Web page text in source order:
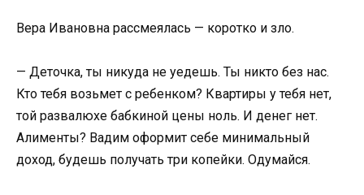
Вера Ивановна рассмеялась — коротко и зло.
— Деточка, ты никуда не уедешь. Ты никто без нас.
Кто тебя возьмет с ребенком? Квартиры у тебя нет,
той развалюхе бабкиной цены ноль. И денег нет.
Алименты? Вадим оформит себе минимальный
доход, будешь получать три копейки. Одумайся.